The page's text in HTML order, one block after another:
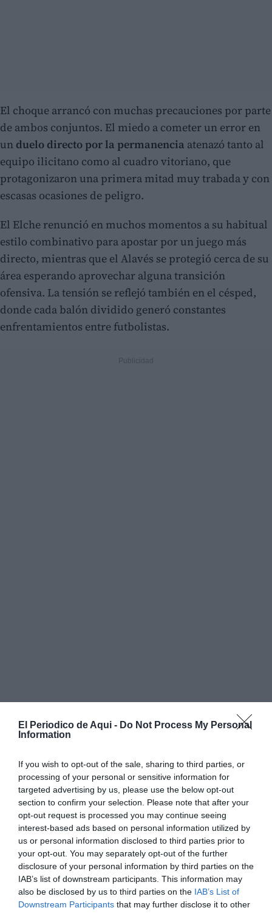
El Periodico de Aqui - Do Not Process My Personal
Information
If you wish to opt-out of the sale, sharing to third parties, or
processing of your personal or sensitive information for
targeted advertising by us, please use the below opt-out
section to confirm your selection. Please note that after your
opt-out request is processed you may continue seeing
interest-based ads based on personal information utilized by
us or personal information disclosed to third parties prior to
your opt-out. You may separately opt-out of the further
disclosure of your personal information by third parties on the
IAB’s list of downstream participants. This information may
also be disclosed by us to third parties on the IAB’s List of
Downstream Participants that may further disclose it to other
El choque arrancó con muchas precauciones por parte
de ambos conjuntos. El miedo a cometer un error en
un duelo directo por la permanencia atenazó tanto al
equipo ilicitano como al cuadro vitoriano, que
protagonizaron una primera mitad muy trabada y con
escasas ocasiones de peligro.
El Elche renunció en muchos momentos a su habitual
estilo combinativo para apostar por un juego más
directo, mientras que el Alavés se protegió cerca de su
área esperando aprovechar alguna transición
ofensiva. La tensión se reflejó también en el césped,
donde cada balón dividido generó constantes
enfrentamientos entre futbolistas.
La primera ocasión clara no llegó hasta pasada la
intervenir a Antonio Siveracon un cabezazo tras una
acción embarullada dentro del área. Ese aviso activó
momentáneamente al conjunto local, que terminó
mejor la primera parte con intentos de Chust y Febas,
aunque sin encontrar premio.
El partido cambió radicalmente nada más comenzar
segunda mitad. El Alavés aprovechó su primera
gran oportunidad para adelantarse en el marcador